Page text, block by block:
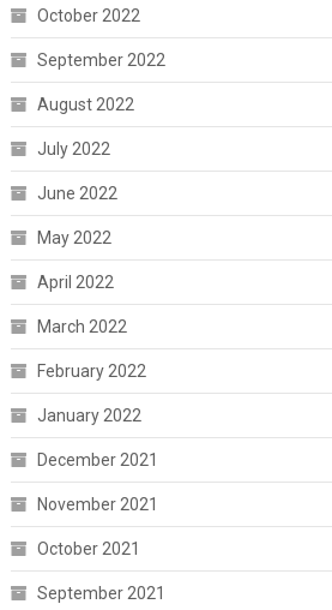
October 2022
September 2022
August 2022
July 2022
June 2022
May 2022
April 2022
March 2022
February 2022
January 2022
December 2021
November 2021
October 2021
September 2021